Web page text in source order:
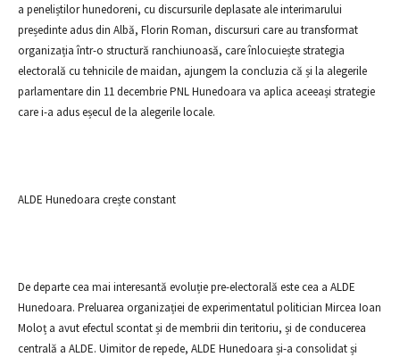
a peneliștilor hunedoreni, cu discursurile deplasate ale interimarului
președinte adus din Albă, Florin Roman, discursuri care au transformat
organizația într-o structură ranchiunoasă, care înlocuiește strategia
electorală cu tehnicile de maidan, ajungem la concluzia că și la alegerile
parlamentare din 11 decembrie PNL Hunedoara va aplica aceeași strategie
care i-a adus eșecul de la alegerile locale.
ALDE Hunedoara crește constant
De departe cea mai interesantă evoluție pre-electorală este cea a ALDE
Hunedoara. Preluarea organizației de experimentatul politician Mircea Ioan
Moloț a avut efectul scontat și de membrii din teritoriu, și de conducerea
centrală a ALDE. Uimitor de repede, ALDE Hunedoara și-a consolidat și